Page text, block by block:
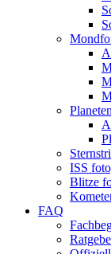
ISS
Blitze
FAQ